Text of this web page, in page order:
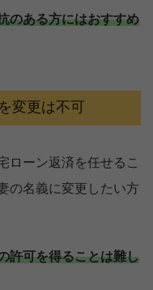
のある方にはおすすめ
変更は不可
ローン返済を任せるこ
の名義に変更したい方
許可を得ることは難し